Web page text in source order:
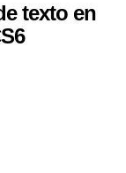
texto en